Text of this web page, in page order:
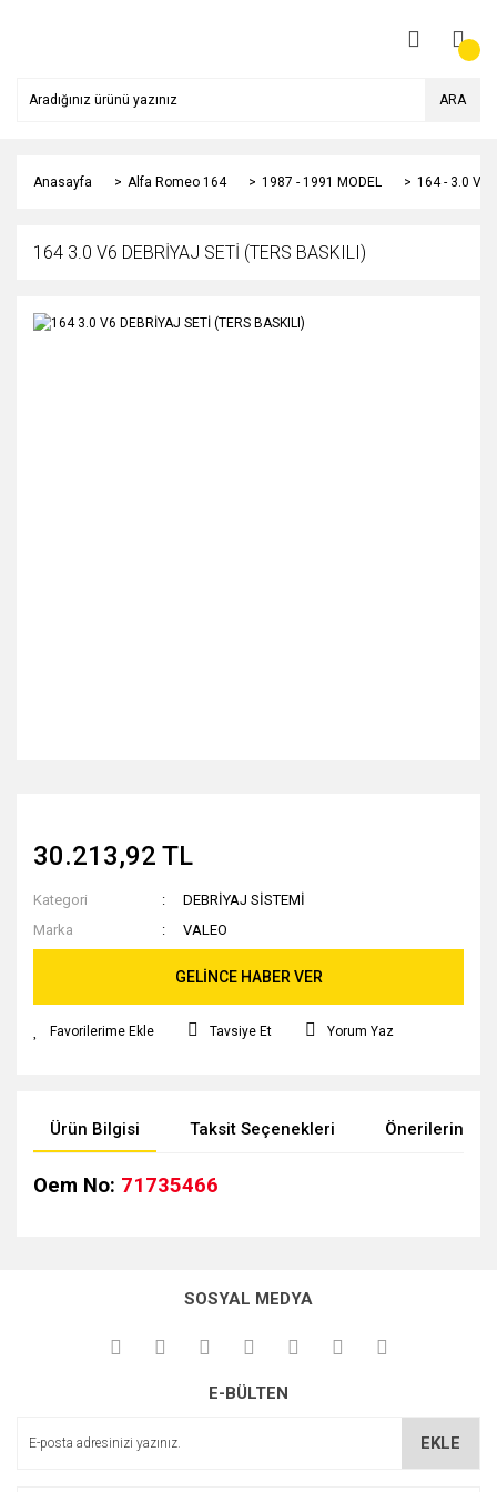
ARA
Anasayfa Alfa Romeo 164 1987 - 1991 MODEL 164 - 3.0 V6
164 3.0 V6 DEBRİYAJ SETİ (TERS BASKILI)
30.213,92 TL
Kategori
DEBRİYAJ SİSTEMİ
Marka
VALEO
GELİNCE HABER VER
Tavsiye Et Yorum Yaz
Ürün Bilgisi Taksit Seçenekleri Önerileriniz
Oem No: 71735466
kullanarak tarafımıza iletebilirsiniz.
Görüş ve önerileriniz için teşekkür ederiz.
Ürün açıklamasında eksik bilgiler bulunuyor.
SOSYAL MEDYA
E-BÜLTEN
EKLE